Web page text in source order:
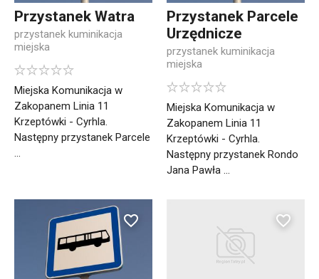
Przystanek Watra
przystanek kuminikacja
miejska
Miejska Komunikacja w
Zakopanem Linia 11
Krzeptówki - Cyrhla.
Następny przystanek Parcele
...
Przystanek Parcele
Urzędnicze
przystanek kuminikacja
miejska
Miejska Komunikacja w
Zakopanem Linia 11
Krzeptówki - Cyrhla.
Następny przystanek Rondo
Jana Pawła ...